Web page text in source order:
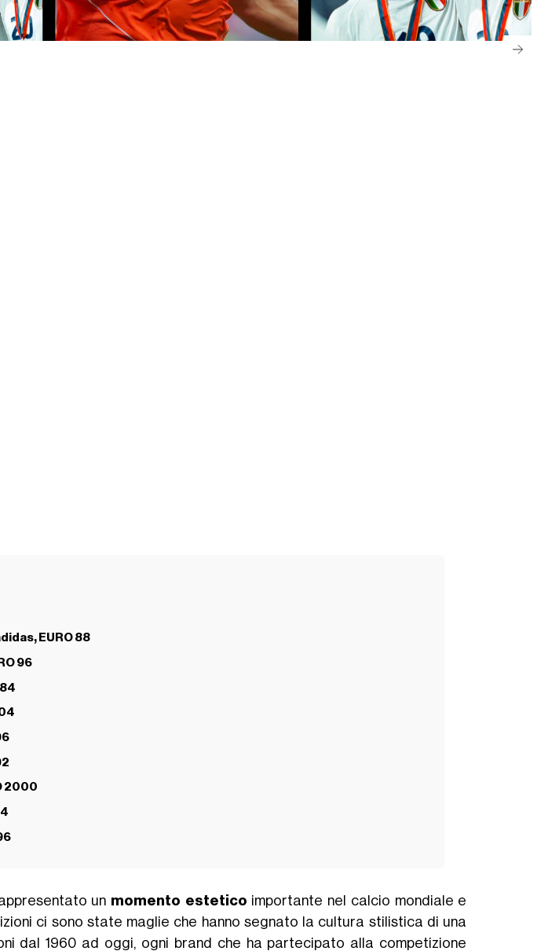
EURO 88
96
2000
un momento estetico importante nel calcio mondiale e
ci sono state maglie che hanno segnato la cultura stilistica di una
dal 1960 ad oggi, ogni brand che ha partecipato alla competizione